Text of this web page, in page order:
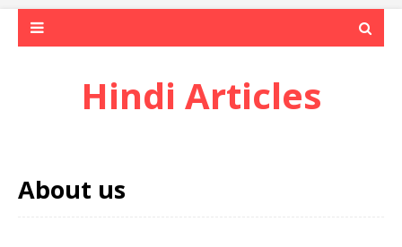
Hindi Articles
About us